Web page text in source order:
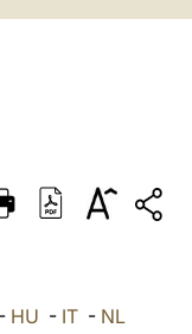
DEUTSCH
العربيّةHU - IT- NL